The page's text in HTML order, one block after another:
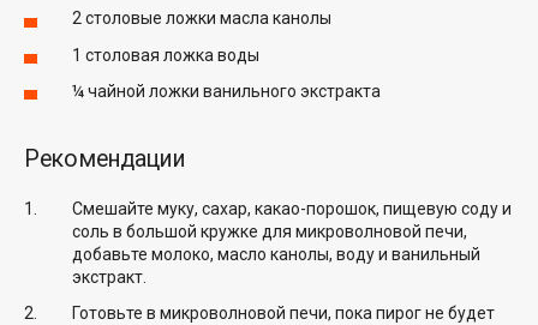
2 столовые ложки масла канолы
1 столовая ложка воды
¼ чайной ложки ванильного экстракта
Рекомендации
Смешайте муку, сахар, какао-порошок, пищевую соду и
соль в большой кружке для микроволновой печи,
добавьте молоко, масло канолы, воду и ванильный
экстракт.
Готовьте в микроволновой печи, пока пирог не будет